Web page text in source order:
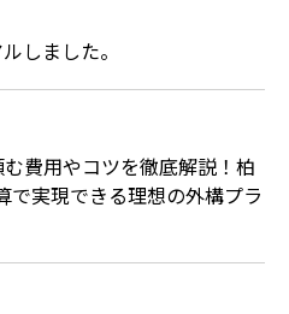
しました。
費用やコツを徹底解説！柏
で実現できる理想の外構プラ